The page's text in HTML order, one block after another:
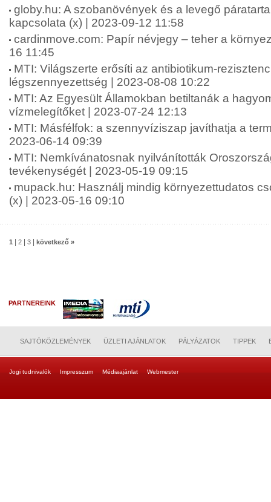
globy.hu: A szobanövények és a levegő
kapcsolata (x) | 2023-09-12 11:58
cardinmove.com: Papír névjegy – teher a
16 11:45
MTI: Világszerte erősíti az antibiotikum-
légszennyezettség | 2023-08-08 10:22
MTI: Az Egyesült Államokban betiltanák a
vízmelegítőket | 2023-07-24 12:13
MTI: Másfélfok: a szennyvíziszap javíthatja a
2023-06-14 09:39
MTI: Nemkívánatosnak nyilvánították
tevékenységét | 2023-05-19 09:15
mupack.hu: Használj mindig környezettudatos
(x) | 2023-05-16 09:10
1 2 3 következő »
PARTNEREINK
SAJTÓKÖZLEMÉNYEK ÜZLETI AJÁNLATOK PÁLYÁZATOK TIPPEK
Jogi tudnivalók Impresszum Médiaajánlat Webmester